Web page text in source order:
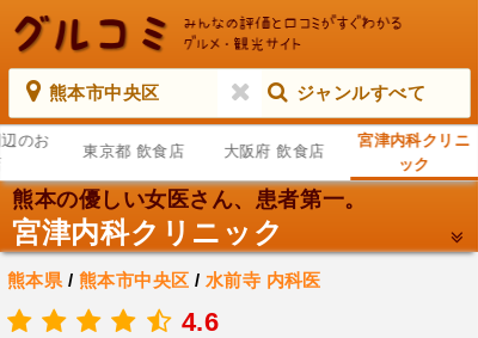
熊本市中央区 ジャンルすべて
のお
東京都 飲食店 大阪府 飲食店
宮津内科クリニ
ック
熊本の優しい女医さん、患者第一。
宮津内科クリニック
熊本県 / 熊本市中央区 / 水前寺 内科医
4.6